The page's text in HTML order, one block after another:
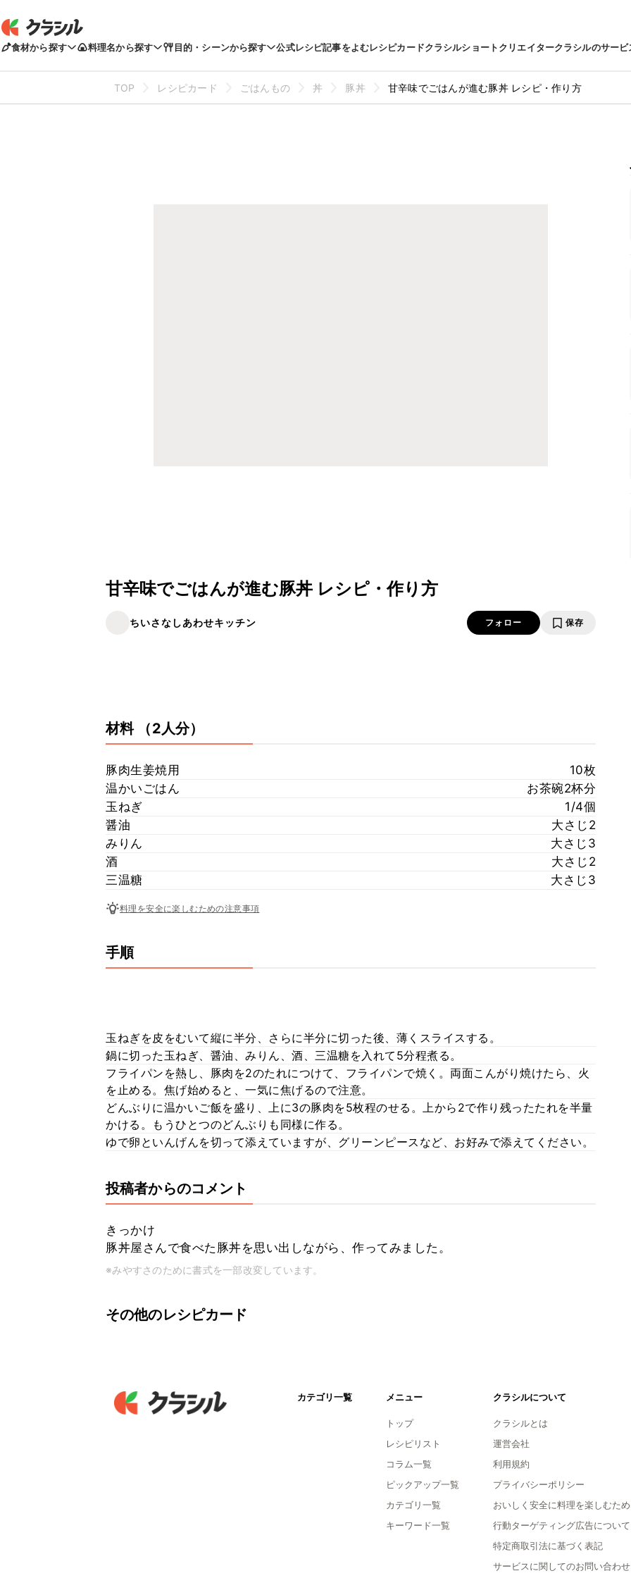
食材から探す 料理名から探す 目的・シーンから探す 公式レシピ記事をよむレシピカードクラシルショートクリエイタークラシルのサービ
TOP レシピカード ごはんもの 丼 豚丼 甘辛味でごはんが進む豚丼 レシピ・作り方
甘辛味でごはんが進む豚丼 レシピ・作り方
ちいさなしあわせキッチン フォロー 保存
材料 （2人分）
豚肉生姜焼用
10枚
温かいごはん
お茶碗2杯分
玉ねぎ
1/4個
醤油
大さじ2
みりん
大さじ3
酒
大さじ2
三温糖
大さじ3
料理を安全に楽しむための注意事項
手順
玉ねぎを皮をむいて縦に半分、さらに半分に切った後、薄くスライスする。
鍋に切った玉ねぎ、醤油、みりん、酒、三温糖を入れて5分程煮る。
フライパンを熱し、豚肉を2のたれにつけて、フライパンで焼く。両面こんがり焼けたら、火
を止める。焦げ始めると、一気に焦げるので注意。
どんぶりに温かいご飯を盛り、上に3の豚肉を5枚程のせる。上から2で作り残ったたれを半量
かける。もうひとつのどんぶりも同様に作る。
ゆで卵といんげんを切って添えていますが、グリーンピースなど、お好みで添えてください。
投稿者からのコメント
きっかけ
豚丼屋さんで食べた豚丼を思い出しながら、作ってみました。
※みやすさのために書式を一部改変しています。
その他のレシピカード
カテゴリ一覧 メニュー
トップ
レシピリスト
コラム一覧
ピックアップ一覧
カテゴリ一覧
キーワード一覧
クラシルについて
クラシルとは
運営会社
利用規約
プライバシーポリシー
おいしく安全に料理を楽しむため
行動ターゲティング広告について
特定商取引法に基づく表記
サービスに関してのお問い合わせ